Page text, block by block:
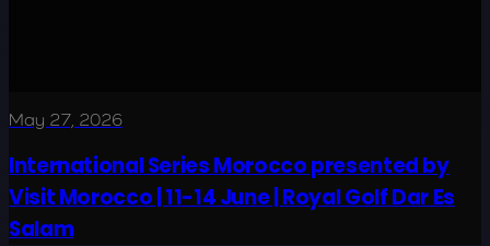
May 27, 2026
International Series Morocco presented by
Visit Morocco | 11-14 June | Royal Golf Dar Es
Salam